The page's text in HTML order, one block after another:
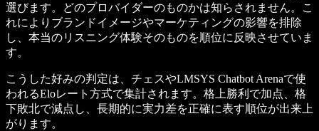
選びます。どのプロバイダーのものかは知らされません。こ
れによりブランドイメージやマーケティングの影響を排除
し、本当のリスニング体験そのものを順位に反映させていま
す。
こうした好みの判定は、チェスやLMSYS Chatbot Arenaで使
われるEloレート方式で集計されます。格上勝利で加点、格
下敗北で減点し、長期的に実力差を正確に表す順位が出来上
がります。